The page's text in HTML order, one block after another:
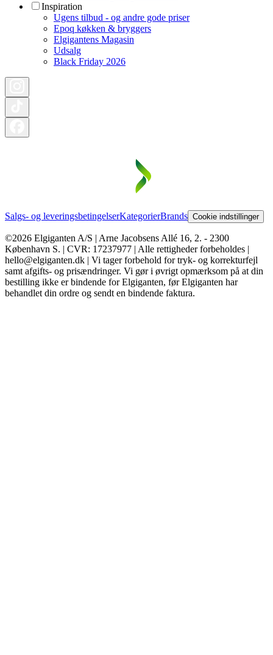
Inspiration
Ugens tilbud - og andre gode priser
Epoq køkken & bryggers
Elgigantens Magasin
Udsalg
Black Friday 2026
Salgs- og leveringsbetingelserKategorierBrands Cookie indstillinger
©2026 Elgiganten A/S | Arne Jacobsens Allé 16, 2. - 2300
København S. | CVR: 17237977 | Alle rettigheder forbeholdes |
hello@elgiganten.dk | Vi tager forbehold for tryk- og korrekturfejl
samt afgifts- og prisændringer. Vi gør i øvrigt opmærksom på at din
bestilling ikke er bindende for Elgiganten, før Elgiganten har
behandlet din ordre og sendt en bindende faktura.